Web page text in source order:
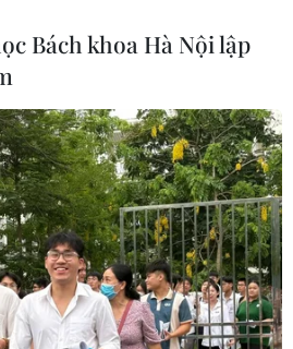
Bách khoa Hà Nội lập